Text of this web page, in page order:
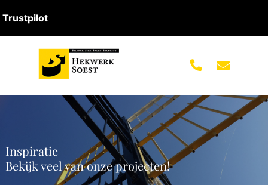
Trustpilot
Inspiratie
Bekijk veel van onze projecten!